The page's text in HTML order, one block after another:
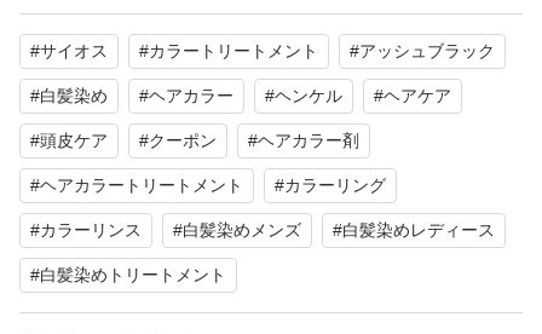
※お値下げ不可でお願いします
≪商品説明≫
重くない暗髪を作れるブラック
独自の濃厚カラー処方で、たった一回で白髪が染まる。
#サイオス #カラートリートメント #アッシュブラック
#白髪染め #ヘアカラー #ヘンケル #ヘアケア
#頭皮ケア #クーポン #ヘアカラー剤
#ヘアカラートリートメント #カラーリング
#カラーリンス #白髪染めメンズ #白髪染めレディース
#白髪染めトリートメント